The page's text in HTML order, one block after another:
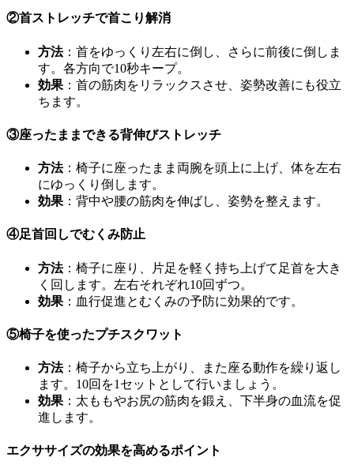
②首ストレッチで首こり解消
方法：首をゆっくり左右に倒し、さらに前後に倒しま
す。各方向で10秒キープ。
効果 ：首の筋肉をリラックスさせ、姿勢改善にも役立
ちます。
③座ったままできる背伸びストレッチ
方法：椅子に座ったまま両腕を頭上に上げ、体を左右
にゆっくり倒します。
効果 ：背中や腰の筋肉を伸ばし、姿勢を整えます。
④足首回しでむくみ防止
方法：椅子に座り、片足を軽く持ち上げて足首を大き
く回します。左右それぞれ10回ずつ。
効果 ：血行促進とむくみの予防に効果的です。
⑤椅子を使ったプチスクワット
方法：椅子から立ち上がり、また座る動作を繰り返し
ます。10回を1セットとして行いましょう。
効果 ：太ももやお尻の筋肉を鍛え、下半身の血流を促
進します。
エクササイズの効果を高めるポイント